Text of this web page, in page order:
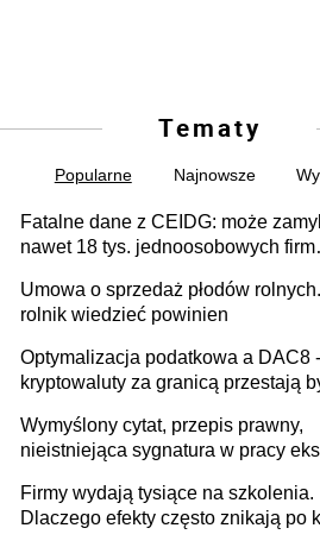
Tematy
Popularne Najnowsze
Fatalne dane z CEIDG: może
nawet 18 tys. jednoosobowych firm
Umowa o sprzedaż płodów
rolnik wiedzieć powinien
Optymalizacja podatkowa a DAC8 -
kryptowaluty za granicą przestają
Wymyślony cytat, przepis prawny,
nieistniejąca sygnatura w pracy
firmie
Firmy wydają tysiące na szkolenia.
Dlaczego efekty często znikają po